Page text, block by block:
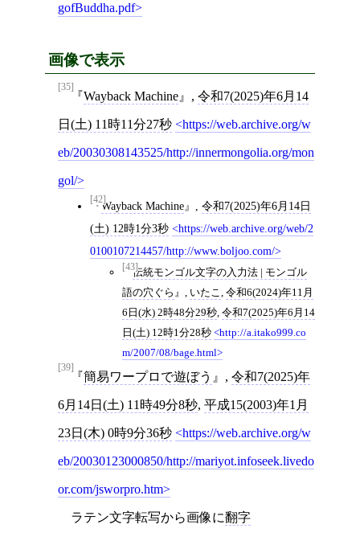
gofBuddha.pdf
画像で表示
[35]
Wayback Machine , 令和7(2025)年6月14
日(土) 11時11分27秒 https://web.archive.org/w
eb/20030308143525/http://innermongolia.org/mon
gol/
[42]Wayback Machine
令和7(2025)年6月14日
(土) 12時1分3秒
https://web.archive.org/web/2
0100107214457/http://www.boljoo.com/
[43]伝統モンゴル文字の入力法 | モンゴル
語の穴ぐら
いたこ 令和6(2024)年11月
6日(水) 2時48分29秒 令和7(2025)年6月14
日(土) 12時1分28秒
http://a.itako999.co
m/2007/08/bage.html
[39]
簡易ワープロで遊ぼう , 令和7(2025)年
6月14日(土) 11時49分8秒, 平成15(2003)年1月
23日(木) 0時9分36秒 https://web.archive.org/w
eb/20030123000850/http://mariyot.infoseek.livedo
or.com/jsworpro.htm
ラテン文字転写から画像に翻字